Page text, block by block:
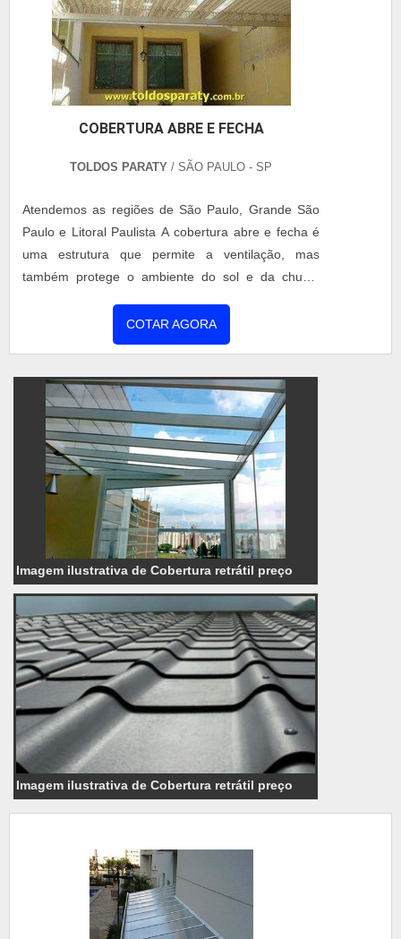
COBERTURA ABRE E FECHA
TOLDOS PARATY / SÃO PAULO - SP
Atendemos as regiões de São Paulo, Grande São
Paulo e Litoral Paulista A cobertura abre e fecha é
uma estrutura que permite a ventilação, mas
também protege o ambiente do sol e da chuva.
estrutura ou telha de alumínio com pintura
eletrostática branca ou com telhas de policarbonato
e mantém a temperatura do local aprazível. A
cobertura em p...
COTAR AGORA
Imagem ilustrativa de Cobertura retrátil preço
Imagem ilustrativa de Cobertura retrátil preço